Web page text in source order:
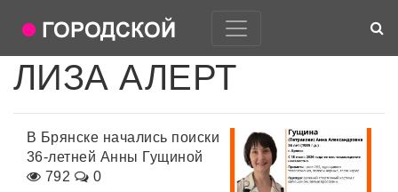
ЛИЗА АЛЕРТ
В Брянске начались поиски
36-летней Анны Гущиной
792
0